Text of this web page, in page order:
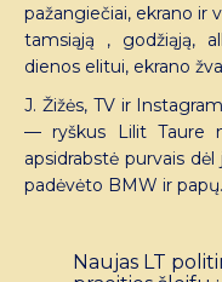
pažangiečiai, ekrano ir
tamsiąją , godžiąją,
dienos elitui, ekrano
J. Žižės, TV ir
— ryškus Lilit Taure
apsidrabstė purvais
padėvėto BMW ir papų.
Naujas LT